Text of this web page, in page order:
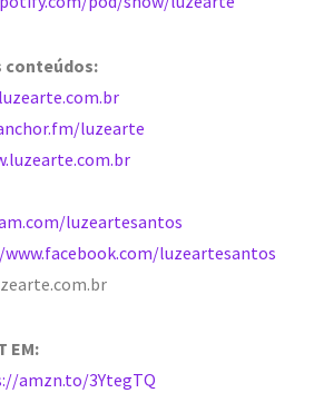
conteúdos:
luzearte
luzeartesantos
luzeartesantos
EM:
amzn.to/3YtegTQ